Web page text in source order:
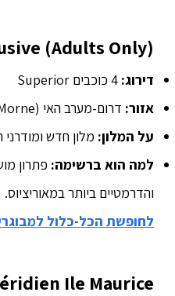
(Adults Only)
דירוג:
אזור: דרום-מערב האי (Le Morne)
על המלון: מלון חדש ומודרני המיועד
למה הוא ברשימה: פתרון
והדרמטיים ביותר במאוריציוס.
לחופשת הכל-כלול
Ile Maurice